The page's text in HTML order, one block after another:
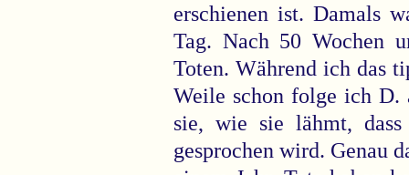
erschienen ist. Damals
Tag. Nach 50 Wochen
Toten. Während ich das
Weile schon folge ich D.
sie, wie sie lähmt,
gesprochen wird. Genau